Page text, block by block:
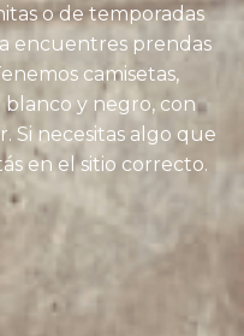
o de temporadas
encuentres prendas
camisetas,
blanco y negro, con
Si necesitas algo que
en el sitio correcto.